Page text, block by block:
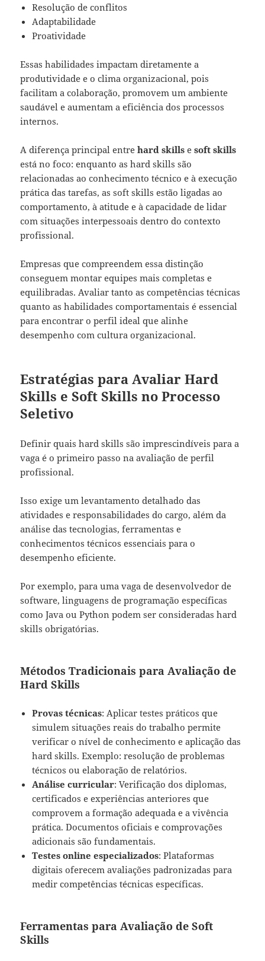
Resolução de conflitos
Adaptabilidade
Proatividade
Essas habilidades impactam diretamente a
produtividade e o clima organizacional, pois
facilitam a colaboração, promovem um ambiente
saudável e aumentam a eficiência dos processos
internos.
A diferença principal entrehard skills esoft skills
está no foco: enquanto as hard skills são
relacionadas ao conhecimento técnico e à execução
prática das tarefas, as soft skills estão ligadas ao
comportamento, à atitude e à capacidade de lidar
com situações interpessoais dentro do contexto
profissional.
Empresas que compreendem essa distinção
conseguem montar equipes mais completas e
equilibradas. Avaliar tanto as competências técnicas
quanto as habilidades comportamentais é essencial
para encontrar o perfil ideal que alinhe
desempenho com cultura organizacional.
Estratégias para Avaliar Hard
Skills e Soft Skills no Processo
Seletivo
Definir quais hard skills são imprescindíveis para a
vaga é o primeiro passo na avaliação de perfil
profissional.
Isso exige um levantamento detalhado das
atividades e responsabilidades do cargo, além da
análise das tecnologias, ferramentas e
conhecimentos técnicos essenciais para o
desempenho eficiente.
Por exemplo, para uma vaga de desenvolvedor de
software, linguagens de programação específicas
como Java ou Python podem ser consideradas hard
skills obrigatórias.
Métodos Tradicionais para Avaliação de
Hard Skills
Provas técnicas: Aplicar testes práticos que
simulem situações reais do trabalho permite
verificar o nível de conhecimento e aplicação das
hard skills. Exemplo: resolução de problemas
técnicos ou elaboração de relatórios.
Análise curricular: Verificação dos diplomas,
certificados e experiências anteriores que
comprovem a formação adequada e a vivência
prática. Documentos oficiais e comprovações
adicionais são fundamentais.
Testes online especializados: Plataformas
digitais oferecem avaliações padronizadas para
medir competências técnicas específicas.
Ferramentas para Avaliação de Soft
Skills